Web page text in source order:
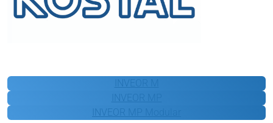
KOSTAL
INVEOR MP Modular